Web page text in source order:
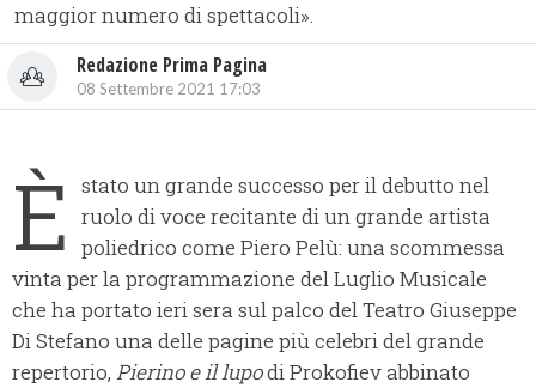
maggior numero di spettacoli».
Redazione Prima Pagina
08 Settembre 2021 17:03
È
stato un grande successo per il debutto nel
ruolo di voce recitante di un grande artista
poliedrico come Piero Pelù: una scommessa
vinta per la programmazione del Luglio Musicale
che ha portato ieri sera sul palco del Teatro Giuseppe
Di Stefano una delle pagine più celebri del grande
repertorio, Pierino e il lupodi Prokofiev abbinato